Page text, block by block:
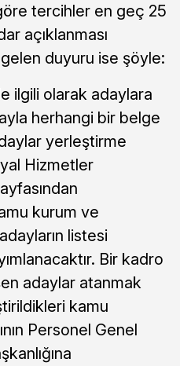
tercihler en geç 25
açıklanması
duyuru ise şöyle:
ilgili olarak adaylara
herhangi bir belge
yerleştirme
Hizmetler
kurum ve
listesi
Bir kadro
adaylar atanmak
kamu
Personel Genel